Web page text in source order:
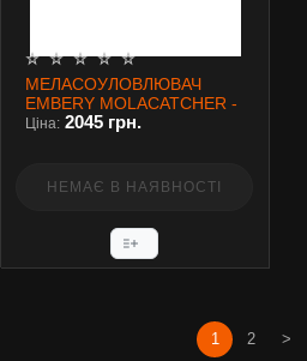
МЕЛАСОУЛОВЛЮВАЧ
EMBERY MOLACATCHER -
CHAMELEON
Ціна: 2045 грн.
НЕМАЄ В НАЯВНОСТІ
1 2 >